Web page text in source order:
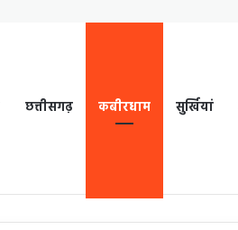
छत्तीसगढ़ कबीरधाम सुर्खियां